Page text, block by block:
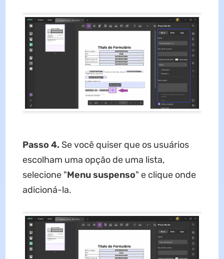
Passo 4. Se você quiser que os usuários
escolham uma opção de uma lista,
selecione "Menu suspenso" e clique onde
adicioná-la.